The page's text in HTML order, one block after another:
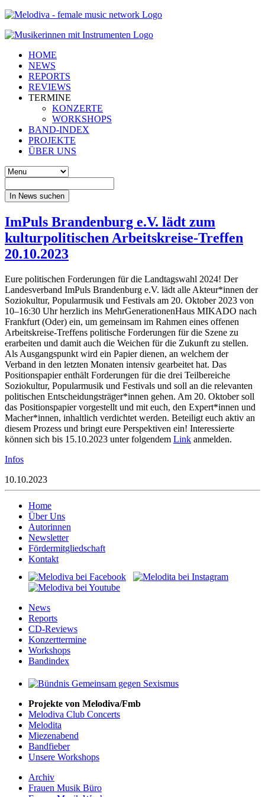
HOME
NEWS
REPORTS
REVIEWS
TERMINE
KONZERTE
WORKSHOPS
BAND-INDEX
PROJEKTE
ÜBER UNS
In News suchen
ImPuls Brandenburg e.V. lädt zum
kulturpolitischen Arbeitskreise-Treffen
20.10.2023
Eure politischen Forderungen für die Landtagswahl 2024! Der
Landesverband ImPuls Brandenburg e.V. lädt alle Akteur*innen der
Soziokultur, Popularmusik und Festivals am 20. Oktober 2023 von
10–16:30 Uhr herzlich ins MehrGenerationenHaus MIKADO nach
Frankfurt (Oder) ein, um gemeinsam im Rahmen eines offenen
Arbeitskreise-Treffens politische Forderungen für die Szene zu
erarbeiten und damit auch die Weichen für die Zukunft zu stellen.
Als Ausgangspunkt wird ein Papier dienen, an welchem der
Verband in den letzten Monaten intensiv gearbeitet hat. Das
Positionspapier enthält Forderungen für die drei Teilbereiche
Soziokultur, Popularmusik und Festivals und soll an die relevanten
politischen Entscheidungsträger*innen gehen. Am 20. Oktober soll
das Positionspapier vorgestellt und mit euch, den Expert*innen und
Macher*innen, inhaltlich verdichtet werden. Beteiligt euch aktiv an
diesem Prozess und bringt eure Perspektiven ein! Interessierte
können sich bis 15.10.2023 unter folgendem Link anmelden.
Infos
10.10.2023
Home
Über Uns
Autorinnen
Newsletter
Fördermitgliedschaft
Kontakt
News
Reports
CD-Reviews
Konzerttermine
Workshops
Bandindex
Projekte von Melodiva/Fmb
Melodiva Club Concerts
Melodita
Miezenabend
Bandfieber
Unsere Workshops
Archiv
Frauen Musik Büro